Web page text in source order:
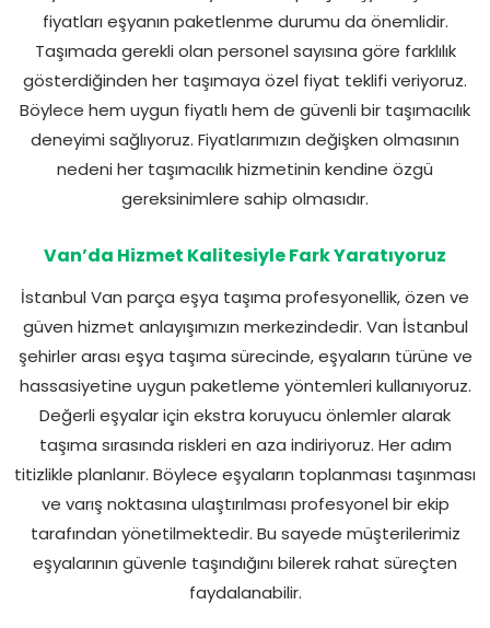
fiyatları eşyanın paketlenme durumu da önemlidir.
Taşımada gerekli olan personel sayısına göre farklılık
gösterdiğinden her taşımaya özel fiyat teklifi veriyoruz.
Böylece hem uygun fiyatlı hem de güvenli bir taşımacılık
deneyimi sağlıyoruz. Fiyatlarımızın değişken olmasının
nedeni her taşımacılık hizmetinin kendine özgü
gereksinimlere sahip olmasıdır.
Van’da Hizmet Kalitesiyle Fark Yaratıyoruz
İstanbul Van parça eşya taşıma profesyonellik, özen ve
güven hizmet anlayışımızın merkezindedir. Van İstanbul
şehirler arası eşya taşıma sürecinde, eşyaların türüne ve
hassasiyetine uygun paketleme yöntemleri kullanıyoruz.
Değerli eşyalar için ekstra koruyucu önlemler alarak
taşıma sırasında riskleri en aza indiriyoruz. Her adım
titizlikle planlanır. Böylece eşyaların toplanması taşınması
ve varış noktasına ulaştırılması profesyonel bir ekip
tarafından yönetilmektedir. Bu sayede müşterilerimiz
eşyalarının güvenle taşındığını bilerek rahat süreçten
faydalanabilir.